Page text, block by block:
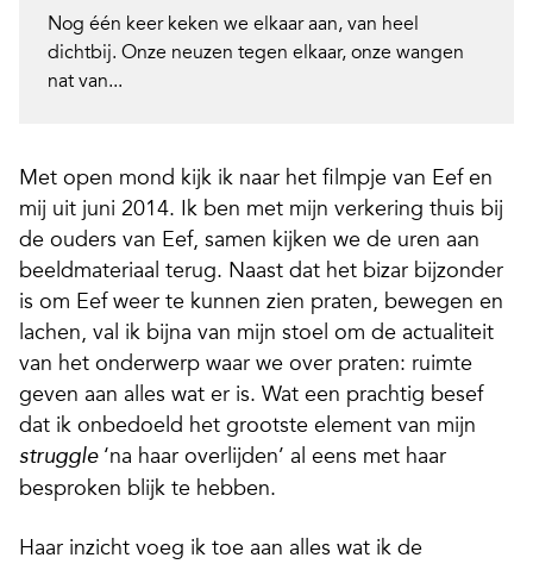
Nog één keer keken we elkaar aan, van heel
dichtbij. Onze neuzen tegen elkaar, onze wangen
nat van...
Met open mond kijk ik naar het filmpje van Eef en
mij uit juni 2014. Ik ben met mijn verkering thuis bij
de ouders van Eef, samen kijken we de uren aan
beeldmateriaal terug. Naast dat het bizar bijzonder
is om Eef weer te kunnen zien praten, bewegen en
lachen, val ik bijna van mijn stoel om de actualiteit
van het onderwerp waar we over praten: ruimte
geven aan alles wat er is. Wat een prachtig besef
dat ik onbedoeld het grootste element van mijn
struggle‘na haar overlijden’ al eens met haar
besproken blijk te hebben.
Haar inzicht voeg ik toe aan alles wat ik de